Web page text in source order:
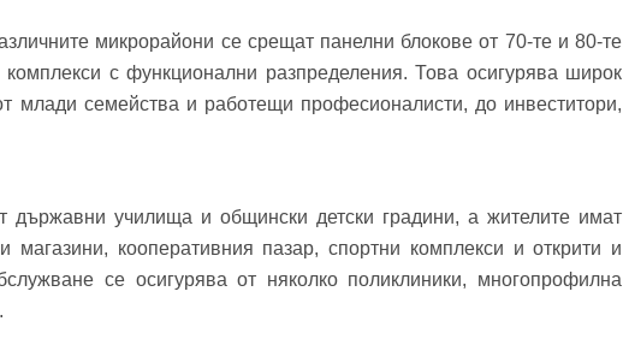
микрорайони се срещат панелни блокове от 70-те и 80-те
с функционални разпределения. Това осигурява широк
млади семейства и работещи професионалисти, до инвеститори,
държавни училища и общински детски градини, а жителите имат
магазини, кооперативния пазар, спортни комплекси и открити и
се осигурява от няколко поликлиники, многопрофилна